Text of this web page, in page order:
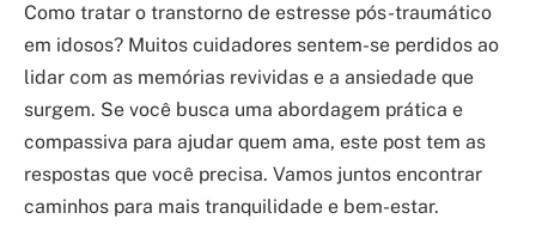
Como tratar o transtorno de estresse pós-traumático
em idosos? Muitos cuidadores sentem-se perdidos ao
lidar com as memórias revividas e a ansiedade que
surgem. Se você busca uma abordagem prática e
compassiva para ajudar quem ama, este post tem as
respostas que você precisa. Vamos juntos encontrar
caminhos para mais tranquilidade e bem-estar.